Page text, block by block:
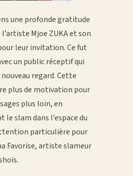
une profonde gratitude
Mjoe ZUKA et son
leur invitation. Ce fut
un public réceptif qui
regard. Cette
plus de motivation pour
plus loin, en
slam dans l’espace du
particulière pour
Favorise, artiste slameur